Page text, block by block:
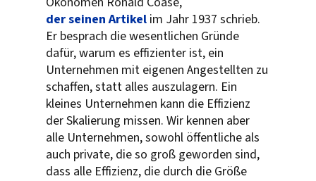
der seinen Artikel im Jahr 1937 schrieb.
Er besprach die wesentlichen Gründe
dafür, warum es effizienter ist, ein
Unternehmen mit eigenen Angestellten zu
schaffen, statt alles auszulagern. Ein
kleines Unternehmen kann die Effizienz
der Skalierung missen. Wir kennen aber
alle Unternehmen, sowohl öffentliche als
auch private, die so groß geworden sind,
dass alle Effizienz, die durch die Größe